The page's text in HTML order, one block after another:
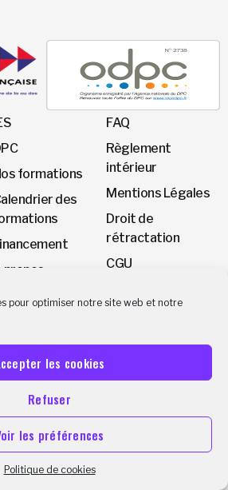
pour optimiser notre site web et notre
les cookies
Refuser
les préférences
Politique de cookies
formations
des
propos
FAQ
Règlement
intérieur
Mentions Légales
Droit de
rétractation
CGU
Appelez-nous